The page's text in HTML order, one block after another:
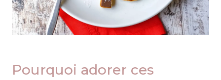
Pourquoi adorer ces